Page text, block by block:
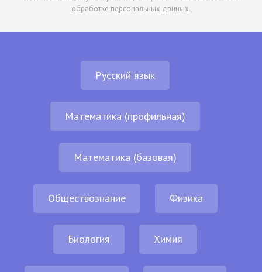
обработке персональных данных.
Русский язык
Математика (профильная)
Математика (базовая)
Обществознание Физика
Биология Химия